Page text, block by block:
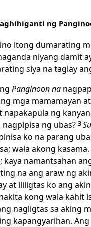
ng
itong dumarating
niyang damit
siya na taglay
Panginoon na
mga mamamayan
napakapula ng
ng ubas? 3
ko na parang
wala akong
kaya namantsahan
na ang araw ng
at ililigtas ko ang
kong wala kahit
nagligtas sa aking
kapangyarihan.